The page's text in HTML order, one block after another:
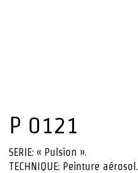
P 0121
SERIE: « Pulsion ».
TECHNIQUE: Peinture aérosol.